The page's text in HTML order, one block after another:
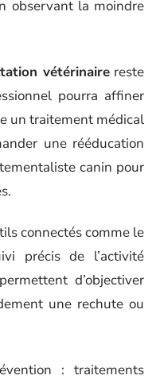
observant la moindre
vétérinairereste
pourra affiner
un traitement médical
une rééducation
canin pour
connectés comme le
précis de l’activité
d’objectiver
une rechute ou
: traitements